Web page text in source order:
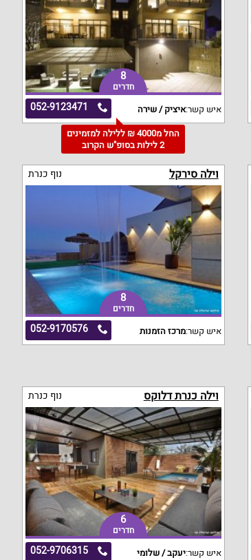
8
חדרים
052-9123471 איש קשר:איציק / שירה
החל מ4000 ₪ ללילה למזמינים
2 לילות בסופ"ש הקרוב
וילה סירקל נוף כנרת
8
חדרים
052-9170576 איש קשר:מרכז הזמנות
וילה כנרת דלוקס נוף כנרת
6
חדרים
052-9706315 איש קשר:יעקב / שלומי